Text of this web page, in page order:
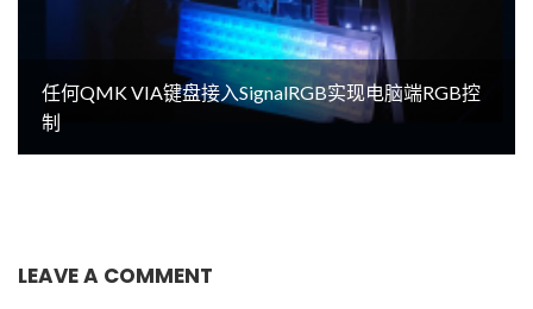
任何QMK VIA键盘接入SignalRGB实现电脑端RGB控
制
LEAVE A COMMENT